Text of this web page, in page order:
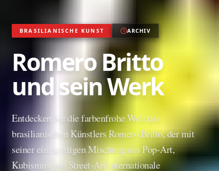
BRASILIANISCHE KUNST ARCHIV
Romero Britto
und sein Werk
Entdecken Sie die farbenfrohe Welt des
brasilianischen Künstlers Romero Britto, der mit
seiner einzigartigen Mischung aus Pop-Art,
Kubismus und Street-Art internationale